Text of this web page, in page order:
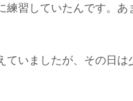
練習していたんです。
ていましたが、その日